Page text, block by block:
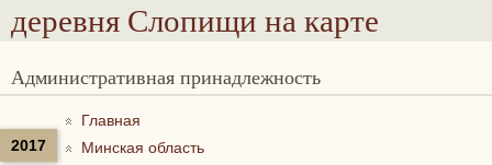
деревня Слопищи на карте
Административная принадлежность
2017
Главная
Минская область